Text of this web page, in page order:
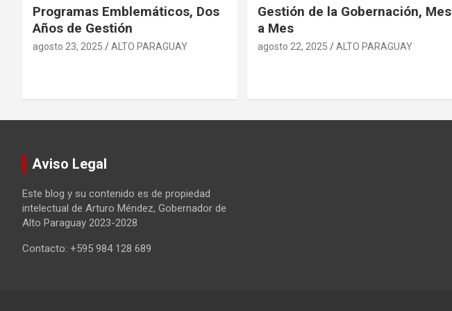
Programas Emblemáticos, Dos
Años de Gestión
agosto 23, 2025 ALTO PARAGUAY
Gestión de la Gobernación, Mes
a Mes
agosto 22, 2025 ALTO PARAGUAY
Aviso Legal
Este blog y su contenido es de propiedad
intelectual de Arturo Méndez, Gobernador de
Alto Paraguay 2023-2028
Contacto: +595 984 128 689